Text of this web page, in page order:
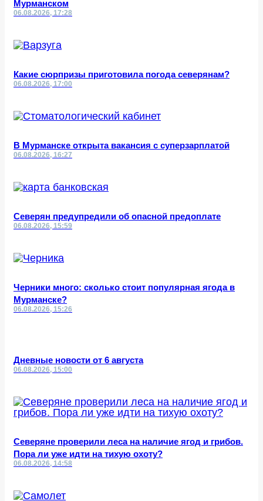
Мурманском
06.08.2026, 17:28
Какие сюрпризы приготовила погода северянам?
06.08.2026, 17:00
В Мурманске открыта вакансия с суперзарплатой
06.08.2026, 16:27
Северян предупредили об опасной предоплате
06.08.2026, 15:59
Черники много: сколько стоит популярная ягода в
Мурманске?
06.08.2026, 15:26
Дневные новости от 6 августа
06.08.2026, 15:00
Северяне проверили леса на наличие ягод и грибов.
Пора ли уже идти на тихую охоту?
06.08.2026, 14:58